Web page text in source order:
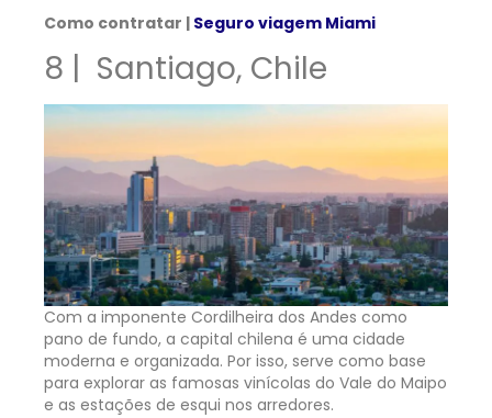
Como contratar | Seguro viagem Miami
8 | Santiago, Chile
Com a imponente Cordilheira dos Andes como
pano de fundo, a capital chilena é uma cidade
moderna e organizada. Por isso, serve como base
para explorar as famosas vinícolas do Vale do Maipo
e as estações de esqui nos arredores.